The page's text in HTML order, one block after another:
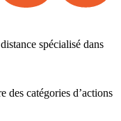
spécialisé dans
des catégories d’actions